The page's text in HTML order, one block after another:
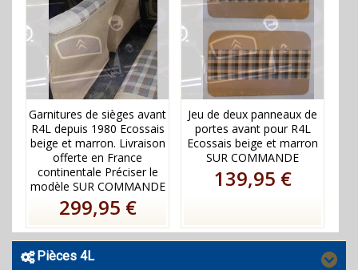
Garnitures de sièges avant
R4L depuis 1980 Ecossais
beige et marron. Livraison
offerte en France
continentale Préciser le
modèle SUR COMMANDE
299,95 €
Jeu de deux panneaux de
portes avant pour R4L
Ecossais beige et marron
SUR COMMANDE
139,95 €
Pièces 4L